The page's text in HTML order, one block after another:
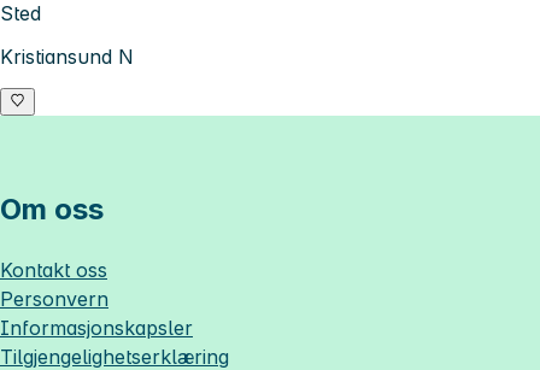
Sted
Kristiansund N
Om oss
Kontakt oss
Personvern
Informasjonskapsler
Tilgjengelighetserklæring